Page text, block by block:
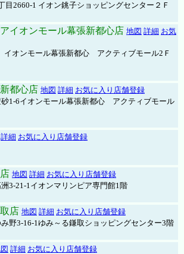
目2660-1 イオン銚子ショッピングセンター２Ｆ
イオンモール幕張新都心店 地図 詳細 お気
オンモール幕張新都心 アクティブモール2Ｆ
都心店 地図 詳細 お気に入り店舗登録
1-6イオンモール幕張新都心 アクティブモール
詳細 お気に入り店舗登録
地図 詳細 お気に入り店舗登録
3-21-1イオンマリンピア専門館1階
店 地図 詳細 お気に入り店舗登録
野3-16-1ゆみ～る鎌取ショッピングセンター3階
詳細 お気に入り店舗登録